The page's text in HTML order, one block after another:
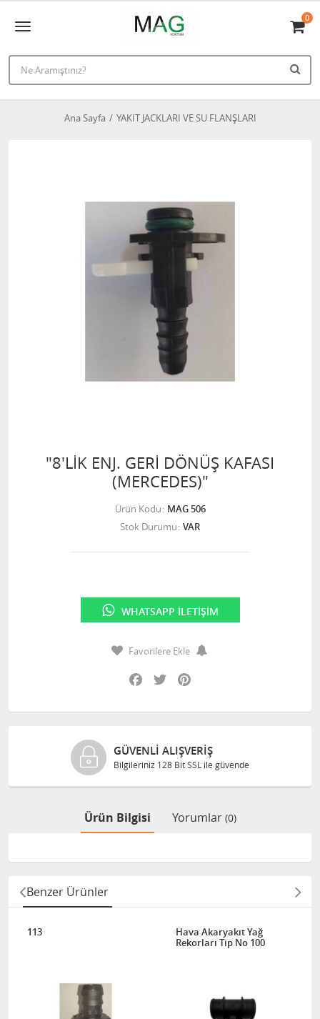
0
Ana Sayfa YAKIT JACKLARI VE SU FLANŞLARI
"8'LİK ENJ. GERİ DÖNÜŞ KAFASI
(MERCEDES)"
Ürün Kodu MAG 506
Stok Durumu VAR
WHATSAPP İLETIŞIM
Favorilere Ekle
Facebook
Twitter
GÜVENLI ALIŞVERIŞ
Bilgileriniz 128 Bit SSL ile güvende
Ürün Bilgisi Yorumlar (0)
Benzer Ürünler
113
Hava Akaryakıt Yağ
Rekorları Tip No 100